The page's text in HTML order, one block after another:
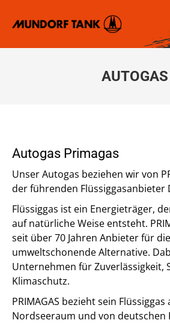
AUTOGAS
Autogas Primagas
Unser Autogas beziehen wir von
der führenden Flüssiggasanbieter
Flüssiggas ist ein Energieträger,
auf natürliche Weise entsteht.
seit über 70 Jahren Anbieter für
umweltschonende Alternative.
Unternehmen für Zuverlässigkeit,
Klimaschutz.
PRIMAGAS bezieht sein Flüssiggas
Nordseeraum und von deutschen